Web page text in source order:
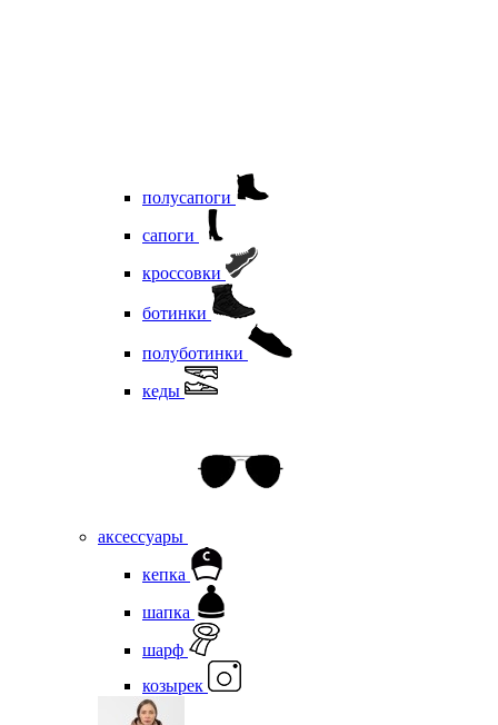
полусапоги
сапоги
кроссовки
ботинки
полуботинки
кеды
аксессуары
кепка
шапка
шарф
козырек